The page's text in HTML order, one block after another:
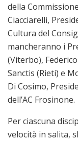
della
Ciacciarelli,
Cultura del
mancheranno i
(Viterbo),
Sanctis (Rieti) e
Di Cosimo,
dell’AC Frosinone.
Per ciascuna
velocità in salita,